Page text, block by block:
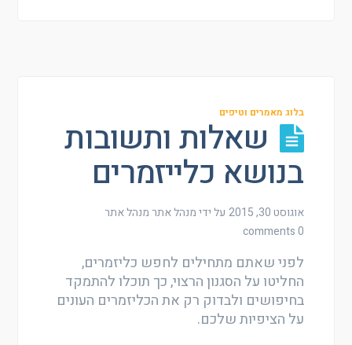
בלוג מאמרים וטיפים
שאלות ותשובות
בנושא כלייזמרים
אוגוסט 30, 2015 על ידי מנהל אתרמנהל אתר
0 comments
לפני שאתם מתחילים לחפש כליזמרים,
החליטו על הסגנון הרצוי, כך תוכלו להתמקד
בחיפושים ולבדוק רק את הכליזמרים העונים
על הציפיות שלכם.